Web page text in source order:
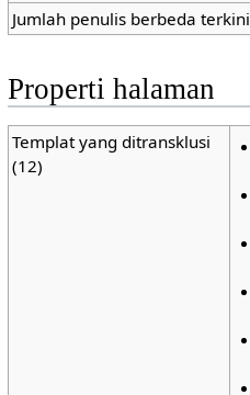
Jumlah penulis berbeda terkini
Properti halaman
Templat yang ditransklusi
(12)